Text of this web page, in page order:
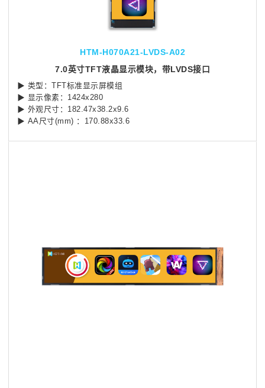
HTM-H070A21-LVDS-A02
7.0英寸TFT液晶显示模块，带LVDS接口
▶ 类型：TFT标准显示屏模组
▶ 显示像素：1424x280
▶ 外观尺寸：182.47x38.2x9.6
▶ AA尺寸(mm) ：170.88x33.6